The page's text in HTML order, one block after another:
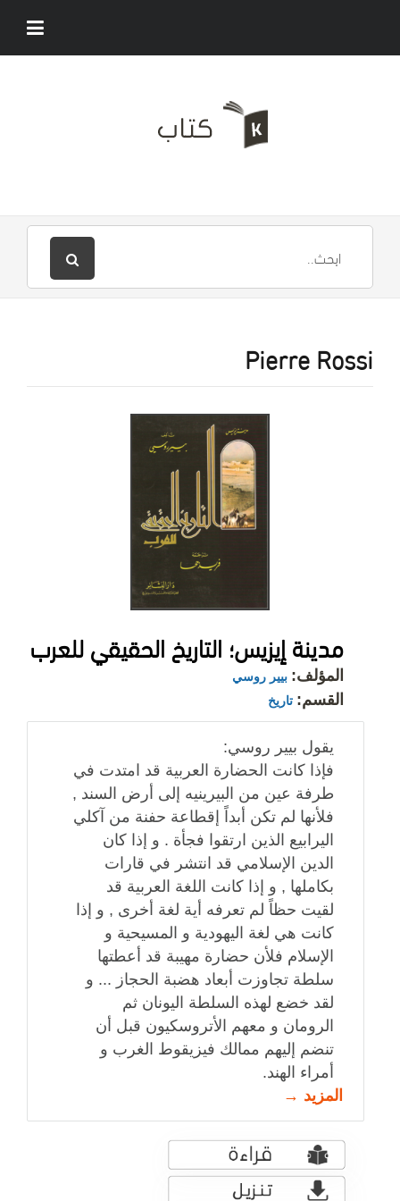
Pierre Rossi
مدينة إيزيس؛ التاريخ الحقيقي للعرب
المؤلف: بيير روسي
القسم: تاريخ
يقول بيير روسي:
فإذا كانت الحضارة العربية قد امتدت في
طرفة عين من البيرينيه إلى أرض السند ,
فلأنها لم تكن أبداً إقطاعة حفنة من آكلي
اليرابيع الذين ارتقوا فجأة . و إذا كان
الدين الإسلامي قد انتشر في قارات
بكاملها , و إذا كانت اللغة العربية قد
لقيت حظاً لم تعرفه أية لغة أخرى , و إذا
كانت هي لغة اليهودية و المسيحية و
الإسلام فلأن حضارة مهيبة قد أعطتها
سلطة تجاوزت أبعاد هضبة الحجاز ... و
لقد خضع لهذه السلطة اليونان ثم
الرومان و معهم الأتروسكيون قبل أن
تنضم إليهم ممالك فيزيقوط الغرب و
أمراء الهند.
المزيد →